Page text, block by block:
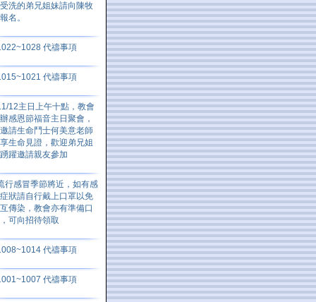
洗的弟兄姐妹請向陳牧
名。
代禱事項
代禱事項
12主日上午十點，教會
感恩節福音主日聚會，
請生命鬥士何美意老師
生命見證，歡迎弟兄姐
躍邀請親友參加
行感冒季節將近，如有感
狀請自行戴上口罩以免
傳染，教會亦有準備口
可向招待領取
代禱事項
代禱事項